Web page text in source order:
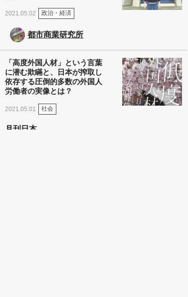
2021.05.02 政治・経済
都市商業研究所
「高度外国人材」という言葉
に潜む欺瞞と、日本が搾取し
依存する圧倒的多数の外国人
労働者の実像とは？
2021.05.01 社会
月刊日本